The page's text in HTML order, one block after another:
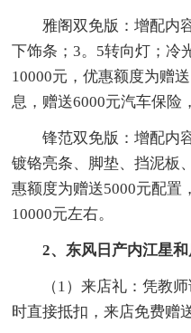
雅阁双免版：增配内
下饰条；3。5转向灯；冷
10000元，优惠额度为赠
息，赠送6000元汽车保险
锋范双免版：增配内
镀铬亮条、脚垫、挡泥板
惠额度为赠送5000元配置
10000元左右。
2、东风日产内江星和
（1）来店礼：凭教
时直接抵扣，来店免费赠